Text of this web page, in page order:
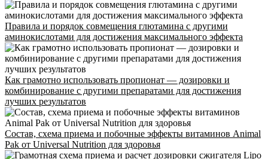
Правила и порядок совмещения глютамина с другими
аминокислотами для достижения максимального эффекта
Как грамотно использовать пропионат — дозировки и
комбинирование с другими препаратами для достижения
лучших результатов
Состав, схема приема и побочные эффекты витаминов Animal
Pak от Universal Nutrition для здоровья